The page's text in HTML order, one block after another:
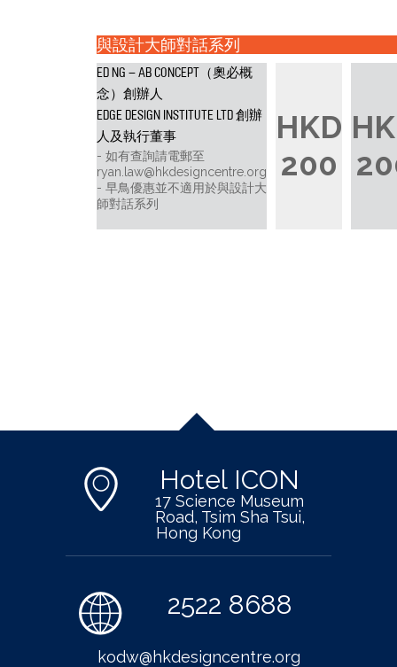
與設計大師對話系列
ED NG – AB CONCEPT（奧必概
念）創辦人
EDGE DESIGN INSTITUTE LTD 創辦
人及執行董事
如有查詢請電郵至
ryan.law@hkdesigncentre.org
早鳥優惠並不適用於與設計大
師對話系列
HKD
200
Hotel ICON
17 Science Museum
Road, Tsim Sha Tsui,
Hong Kong
2522 8688
kodw@hkdesigncentre.org